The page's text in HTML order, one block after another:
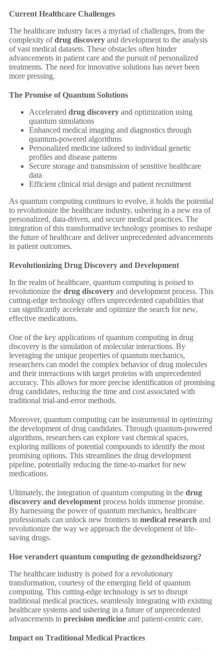
Current Healthcare Challenges
The healthcare industry faces a myriad of challenges, from the
complexity ofdrug discovery and development to the analysis
of vast medical datasets. These obstacles often hinder
advancements in patient care and the pursuit of personalized
treatments. The need for innovative solutions has never been
more pressing.
The Promise of Quantum Solutions
Accelerated drug discovery and optimization using
quantum simulations
Enhanced medical imaging and diagnostics through
quantum-powered algorithms
Personalized medicine tailored to individual genetic
profiles and disease patterns
Secure storage and transmission of sensitive healthcare
data
Efficient clinical trial design and patient recruitment
As quantum computing continues to evolve, it holds the potential
to revolutionize the healthcare industry, ushering in a new era of
personalized, data-driven, and secure medical practices. The
integration of this transformative technology promises to reshape
the future of healthcare and deliver unprecedented advancements
in patient outcomes.
Revolutionizing Drug Discovery and Development
In the realm of healthcare, quantum computing is poised to
revolutionize the drug discovery and development process. This
cutting-edge technology offers unprecedented capabilities that
can significantly accelerate and optimize the search for new,
effective medications.
One of the key applications of quantum computing in drug
discovery is the simulation of molecular interactions. By
leveraging the unique properties of quantum mechanics,
researchers can model the complex behavior of drug molecules
and their interactions with target proteins with unprecedented
accuracy. This allows for more precise identification of promising
drug candidates, reducing the time and cost associated with
traditional trial-and-error methods.
Moreover, quantum computing can be instrumental in optimizing
the development of drug candidates. Through quantum-powered
algorithms, researchers can explore vast chemical spaces,
exploring millions of potential compounds to identify the most
promising options. This streamlines the drug development
pipeline, potentially reducing the time-to-market for new
medications.
Ultimately, the integration of quantum computing in the drug
discovery and development process holds immense promise.
By harnessing the power of quantum mechanics, healthcare
professionals can unlock new frontiers in medical research and
revolutionize the way we approach the development of life-
saving drugs.
Hoe verandert quantum computing de gezondheidszorg?
The healthcare industry is poised for a revolutionary
transformation, courtesy of the emerging field of quantum
computing. This cutting-edge technology is set to disrupt
traditional medical practices, seamlessly integrating with existing
healthcare systems and ushering in a future of unprecedented
advancements in precision medicine and patient-centric care.
Impact on Traditional Medical Practices